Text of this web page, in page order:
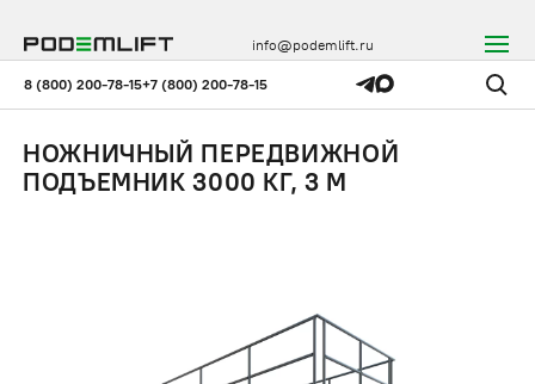
8 (800) 200-78-15+7 (800) 200-78-15
info@podemlift.ru
НОЖНИЧНЫЙ ПЕРЕДВИЖНОЙ
ПОДЪЕМНИК 3000 КГ, 3 М